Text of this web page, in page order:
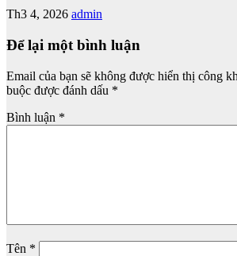
Th3 4, 2026 admin
Để lại một bình luận
Email của bạn sẽ không được hiển thị công
buộc được đánh dấu *
Bình luận *
Tên *